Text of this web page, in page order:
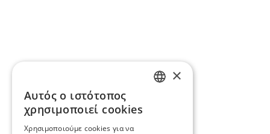
×
Αυτός ο ιστότοπος
χρησιμοποιεί cookies
Χρησιμοποιούμε cookies για να